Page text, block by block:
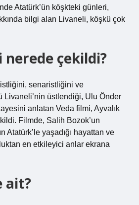
Atatürk’ün köşkteki günleri,
bilgi alan Livaneli, köşkü çok
nerede çekildi?
senaristliğini ve
Livaneli’nin üstlendiği, Ulu Önder
anlatan Veda filmi, Ayvalık
Filmde, Salih Bozok’un
Atatürk’le yaşadığı hayattan ve
en etkileyici anlar ekrana
ait?